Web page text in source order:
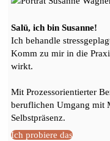
Salü, ich bin Susanne!
Ich behandle
Komm zu mir in die
wirkt.
Mit Prozessorientierter
beruflichen Umgang mit
Selbstpräsenz.
Ich probiere das